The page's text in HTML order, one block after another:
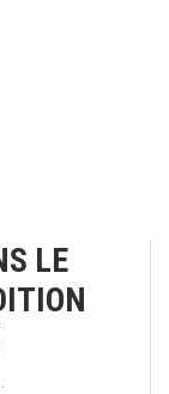
LE